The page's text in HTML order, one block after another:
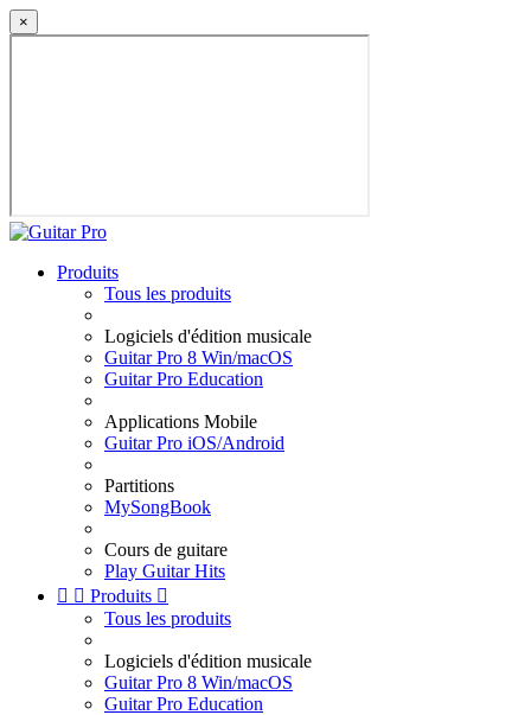
×
Produits
Tous les produits
Logiciels d'édition musicale
Guitar Pro 8 Win/macOS
Guitar Pro Education
Applications Mobile
Guitar Pro iOS/Android
Partitions
MySongBook
Cours de guitare
Play Guitar Hits
  Produits 
Tous les produits
Logiciels d'édition musicale
Guitar Pro 8 Win/macOS
Guitar Pro Education